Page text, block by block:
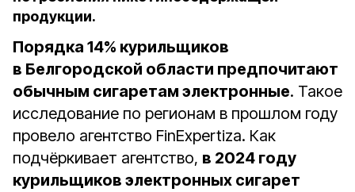
продукции.
Порядка 14% курильщиков
в Белгородской области предпочитают
обычным сигаретам электронные. Такое
исследование по регионам в прошлом году
провело агентство FinExpertiza. Как
подчёркивает агентство, в 2024 году
курильщиков электронных сигарет